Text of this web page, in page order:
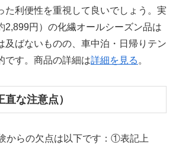
た利便性を重視して良いでしょう。実
2,899円）の化繊オールシーズン品は
及ばないものの、車中泊・日帰りテン
です。商品の詳細は詳細を見る 。
な注意点）
からの欠点は以下です：①表記上